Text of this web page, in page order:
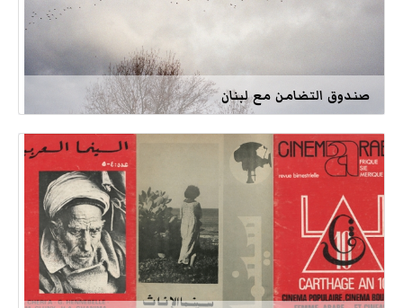
صندوق التضامن مع لبنان